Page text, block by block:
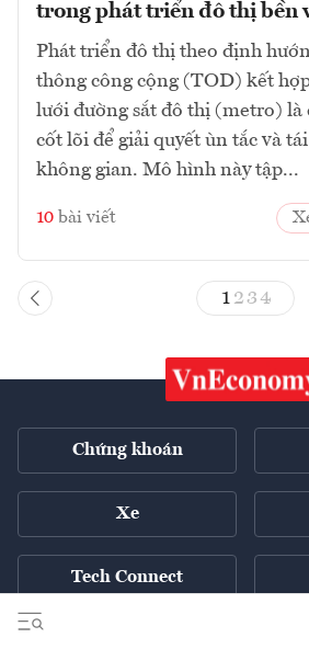
trong phát triển đô thị bền
Phát triển đô thị theo định
thông công cộng (TOD) kết
lưới đường sắt đô thị (metro) là
cốt lõi để giải quyết ùn tắc và
không gian. Mô hình này tập...
10 bài viết
1 23 4
Chứng khoán
Xe
Tech Connect